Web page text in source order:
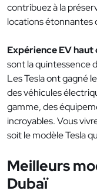
contribuez à la
locations étonnantes
Expérience EV haut
sont la quintessence
Les Tesla ont gagné
des véhicules
gamme, des
incroyables. Vous
soit le modèle Tesla
Meilleurs
Dubaï